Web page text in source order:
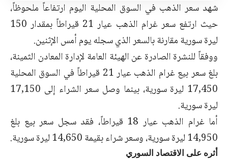
شهد سعر الذهب في السوق المحلية اليوم ارتفاعاً ملحوظاً،
حيث ارتفع سعر غرام الذهب عيار 21 قيراطاً بمقدار 150
ليرة سورية مقارنة بالسعر الذي سجله يوم أمس الإثنين.
ووفقاً للنشرة الصادرة عن الهيئة العامة لإدارة المعادن الثمينة،
بلغ سعر بيع غرام الذهب عيار 21 قيراطاً في السوق المحلية
17,450 ليرة سورية، بينما وصل سعر الشراء إلى 17,150
ليرة سورية.
أما غرام الذهب عيار 18 قيراطاً، فقد سجل سعر بيع بلغ
14,950 ليرة سورية، وسعر شراء بقيمة 14,650 ليرة سورية.
أثره على الاقتصاد السوري